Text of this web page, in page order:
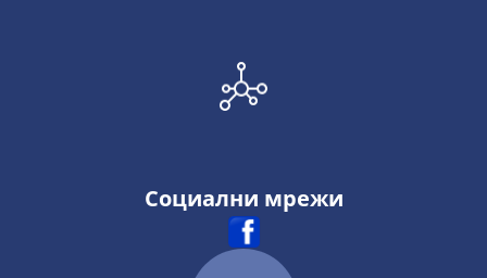
Социални мрежи